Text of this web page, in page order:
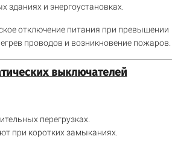
и энергоустановках.
отключение питания при превышении
проводов и возникновение пожаров.
выключателей
перегрузках.
при коротких замыканиях.